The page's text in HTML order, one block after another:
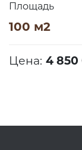
Площадь
100 м2
Цена: 4 850